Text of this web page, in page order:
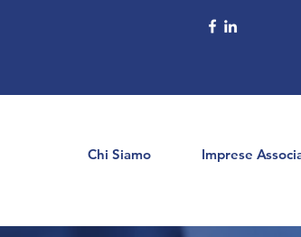
Chi Siamo Imprese